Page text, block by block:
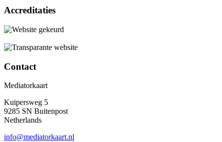
Accreditaties
Contact
Mediatorkaart
Kuipersweg 5
9285 SN Buitenpost
Netherlands
info@mediatorkaart.nl